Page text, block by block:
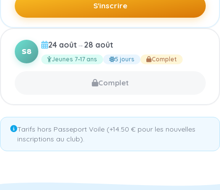
S'inscrire
S8
24 août → 28 août
Jeunes 7–17 ans 5 jours Complet
Complet
Tarifs hors Passeport Voile (+14.50 € pour les nouvelles
inscriptions au club).